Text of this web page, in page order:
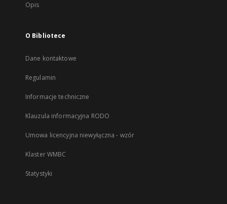
Opis
O Bibliotece
Dane kontaktowe
Regulamin
Informacje techniczne
Klauzula informacyjna RODO
Umowa licencyjna niewyłączna - wzór
Klaster WMBC
Statystyki